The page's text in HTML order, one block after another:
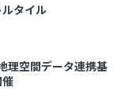
ルタイル
理空間データ連携基